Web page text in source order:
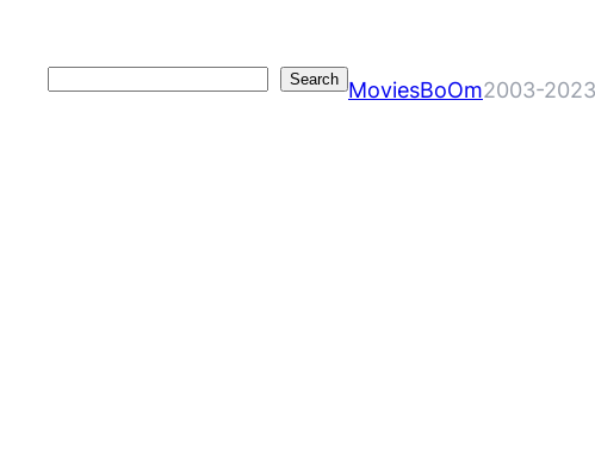
Search MoviesBoOm2003-2023